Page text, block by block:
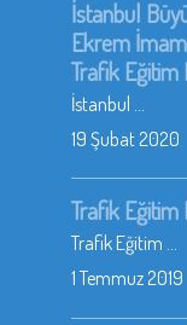
İstanbul
Ekrem
Trafik Eğitim
İstanbul ...
19 Şubat 2020
Trafik Eğitim
Trafik Eğitim ...
1 Temmuz 2019